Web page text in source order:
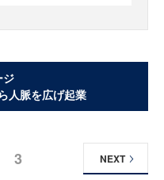
ジ
人脈を広げ起業
3 NEXT